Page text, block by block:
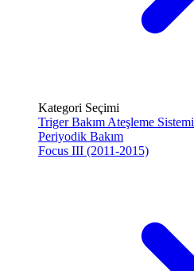
Kategori Seçimi
Triger Bakım Ateşleme Sistemi
Periyodik Bakım
Focus III (2011-2015)